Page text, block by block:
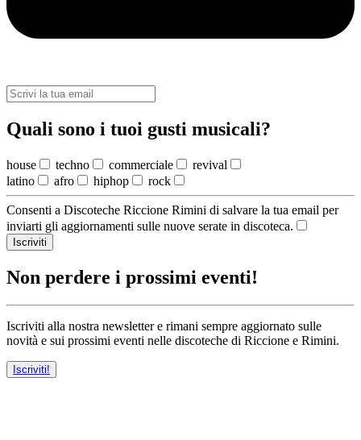
Quali sono i tuoi gusti musicali?
house techno commerciale
revival
latino
afro hiphop rock
Consenti a Discoteche Riccione Rimini di salvare la tua email per
inviarti gli aggiornamenti sulle nuove serate in discoteca.
Iscriviti
Non perdere i prossimi eventi!
Iscriviti alla nostra newsletter e rimani sempre aggiornato sulle
novità e sui prossimi eventi nelle discoteche di Riccione e Rimini.
Iscriviti!